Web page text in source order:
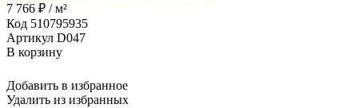
7 766 ₽ / м²
Код 510795935
Артикул D047
В корзину
Добавить в избранное
Удалить из избранных